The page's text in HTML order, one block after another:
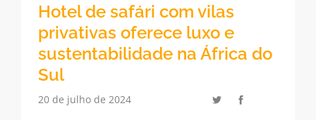
Hotel de safári com vilas
privativas oferece luxo e
sustentabilidade na África do
Sul
20 de julho de 2024